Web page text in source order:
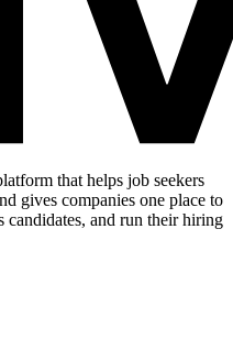
that helps job seekers
gives companies one place to
candidates, and run their hiring